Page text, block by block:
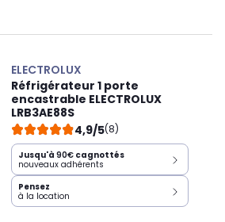
ELECTROLUX
Réfrigérateur 1 porte
encastrable ELECTROLUX
LRB3AE88S
4,9/5(8)
Jusqu'à 90€ cagnottés
nouveaux adhérents
Pensez
à la location